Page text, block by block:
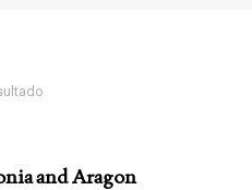
and Aragon